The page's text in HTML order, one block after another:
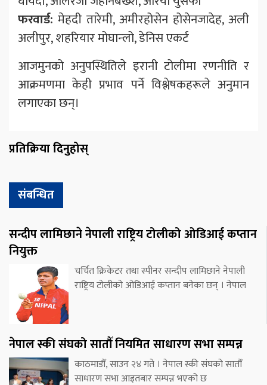
फरवार्ड: मेहदी तारेमी, अमीरहोसेन होसेनजादेह, अली
अलीपुर, शहरियार मोघान्लो, डेनिस एकर्ट
आजमुनको अनुपस्थितिले इरानी टोलीमा रणनीति र
आक्रमणमा केही प्रभाव पर्ने विश्लेषकहरूले अनुमान
लगाएका छन्।
प्रतिक्रिया दिनुहोस्
संबन्धित
सन्दीप लामिछाने नेपाली राष्ट्रिय टोलीको ओडिआई कप्तान
नियुक्त
चर्चित क्रिकेटर तथा स्पीनर सन्दीप लामिछाने नेपाली
राष्ट्रिय टोलीको ओडिआई कप्तान बनेका छन् । नेपाल
नेपाल स्की संघको सातौँ नियमित साधारण सभा सम्पन्न
काठमाडौँ, साउन २४ गते । नेपाल स्की संघको सातौँ
साधारण सभा आइतबार सम्पन्न भएको छ